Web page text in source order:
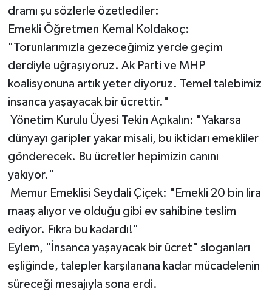
dramı şu sözlerle özetlediler:
​Emekli Öğretmen Kemal Koldakoç:
"Torunlarımızla gezeceğimiz yerde geçim
derdiyle uğraşıyoruz. Ak Parti ve MHP
koalisyonuna artık yeter diyoruz. Temel talebimiz
insanca yaşayacak bir ücrettir."
​ Yönetim Kurulu Üyesi Tekin Açıkalın: "Yakarsa
dünyayı garipler yakar misali, bu iktidarı emekliler
gönderecek. Bu ücretler hepimizin canını
yakıyor."
​ Memur Emeklisi Seydali Çiçek: "Emekli 20 bin lira
maaş alıyor ve olduğu gibi ev sahibine teslim
ediyor. Fıkra bu kadardı!"
​Eylem, "İnsanca yaşayacak bir ücret" sloganları
eşliğinde, talepler karşılanana kadar mücadelenin
süreceği mesajıyla sona erdi.